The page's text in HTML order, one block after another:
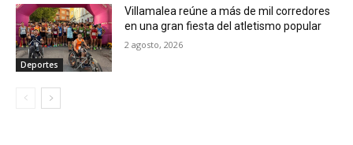
Deportes
Villamalea reúne a más de mil corredores
en una gran fiesta del atletismo popular
2 agosto, 2026